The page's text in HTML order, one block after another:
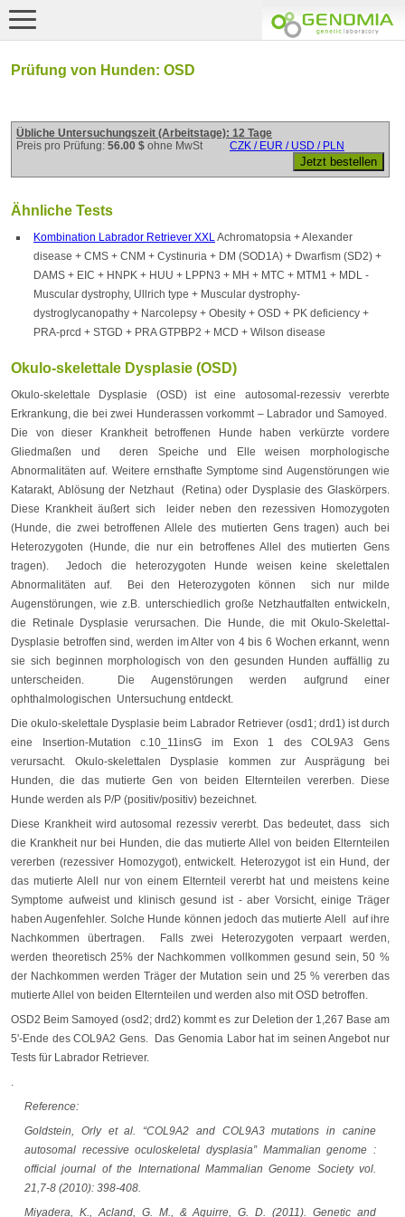
Prüfung von Hunden: OSD
Übliche Untersuchungszeit (Arbeitstage): 12 Tage
Preis pro Prüfung: 56.00 $ ohne MwSt CZK / EUR / USD / PLN
Ähnliche Tests
Kombination Labrador Retriever XXLAchromatopsia + Alexander
disease + CMS + CNM + Cystinuria + DM (SOD1A) + Dwarfism (SD2) +
DAMS + EIC + HNPK + HUU + LPPN3 + MH + MTC + MTM1 + MDL -
Muscular dystrophy, Ullrich type + Muscular dystrophy-
dystroglycanopathy + Narcolepsy + Obesity + OSD + PK deficiency +
PRA-prcd + STGD + PRA GTPBP2 + MCD + Wilson disease
Okulo-skelettale Dysplasie (OSD)
Okulo-skelettale Dysplasie (OSD) ist eine autosomal-rezessiv vererbte
Erkrankung, die bei zwei Hunderassen vorkommt – Labrador und Samoyed.
Die von dieser Krankheit betroffenen Hunde haben verkürzte vordere
Gliedmaßen und deren Speiche und Elle weisen morphologische
Abnormalitäten auf. Weitere ernsthafte Symptome sind Augenstörungen wie
Katarakt, Ablösung der Netzhaut (Retina) oder Dysplasie des Glaskörpers.
Diese Krankheit äußert sich leider neben den rezessiven Homozygoten
(Hunde, die zwei betroffenen Allele des mutierten Gens tragen) auch bei
Heterozygoten (Hunde, die nur ein betroffenes Allel des mutierten Gens
tragen). Jedoch die heterozygoten Hunde weisen keine skelettalen
Abnormalitäten auf. Bei den Heterozygoten können sich nur milde
Augenstörungen, wie z.B. unterschiedlich große Netzhautfalten entwickeln,
die Retinale Dysplasie verursachen. Die Hunde, die mit Okulo-Skelettal-
Dysplasie betroffen sind, werden im Alter von 4 bis 6 Wochen erkannt, wenn
sie sich beginnen morphologisch von den gesunden Hunden auffällig zu
unterscheiden. Die Augenstörungen werden aufgrund einer
ophthalmologischen Untersuchung entdeckt.
Die okulo-skelettale Dysplasie beim Labrador Retriever (osd1; drd1) ist durch
eine Insertion-Mutation c.10_11insG im Exon 1 des COL9A3 Gens
verursacht. Okulo-skelettalen Dysplasie kommen zur Ausprägung bei
Hunden, die das mutierte Gen von beiden Elternteilen vererben. Diese
Hunde werden als P/P (positiv/positiv) bezeichnet.
Diese Krankheit wird autosomal rezessiv vererbt. Das bedeutet, dass sich
die Krankheit nur bei Hunden, die das mutierte Allel von beiden Elternteilen
vererben (rezessiver Homozygot), entwickelt. Heterozygot ist ein Hund, der
das mutierte Alell nur von einem Elternteil vererbt hat und meistens keine
Symptome aufweist und klinisch gesund ist - aber Vorsicht, einige Träger
haben Augenfehler. Solche Hunde können jedoch das mutierte Alell auf ihre
Nachkommen übertragen. Falls zwei Heterozygoten verpaart werden,
werden theoretisch 25% der Nachkommen vollkommen gesund sein, 50 %
der Nachkommen werden Träger der Mutation sein und 25 % vererben das
mutierte Allel von beiden Elternteilen und werden also mit OSD betroffen.
OSD2 Beim Samoyed (osd2; drd2) kommt es zur Deletion der 1,267 Base am
5'-Ende des COL9A2 Gens. Das Genomia Labor hat im seinen Angebot nur
Tests für Labrador Retriever.
.
Reference:
Goldstein, Orly et al. “COL9A2 and COL9A3 mutations in canine
autosomal recessive oculoskeletal dysplasia” Mammalian genome :
official journal of the International Mammalian Genome Society vol.
21,7-8 (2010): 398-408.
Miyadera, K., Acland, G. M., & Aguirre, G. D. (2011). Genetic and